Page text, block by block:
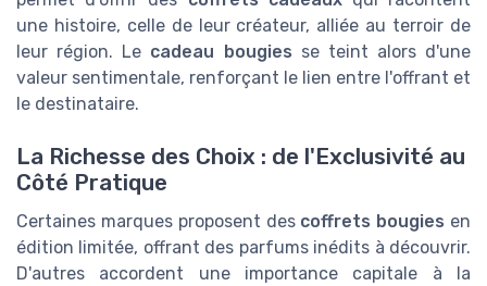
une histoire, celle de leur créateur, alliée au terroir de
leur région. Le cadeau bougies se teint alors d'une
valeur sentimentale, renforçant le lien entre l'offrant et
le destinataire.
La Richesse des Choix : de l'Exclusivité au
Côté Pratique
Certaines marques proposent des coffrets bougies en
édition limitée, offrant des parfums inédits à découvrir.
D'autres accordent une importance capitale à la